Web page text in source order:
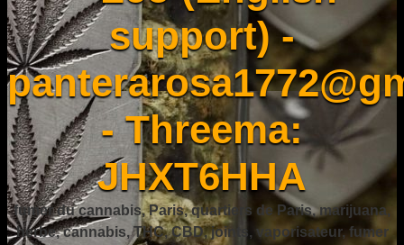
support) -
- Threema:
JHXT6HHA
fumer du cannabis, Paris, quartiers de Paris, marijuana,
herbe, cannabis, THC, CBD, joints, vaporisateur, fumer